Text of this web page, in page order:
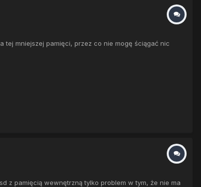
tej mniejszej pamięci, przez co nie mogę ściągać nic
z pamięcią wewnętrzną tylko problem w tym, że nie ma